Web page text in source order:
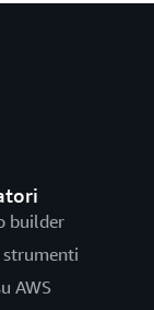
builder
strumenti
AWS